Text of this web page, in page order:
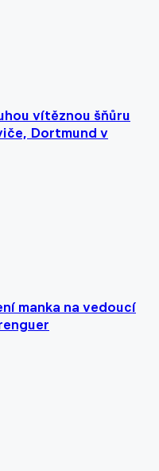
vítěznou šňůru
Dortmund v
manka na vedoucí